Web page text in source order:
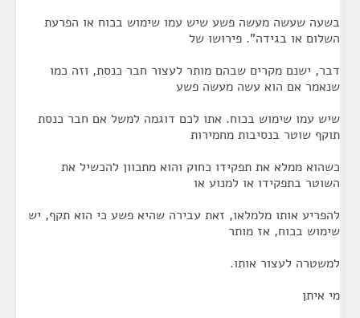
בשעה שעשה מעשה פשע שיש עמו שימוש בכוח או הפרעת
השלום או בגידה". פירושו של
דבר, ישנם מקרים שבהם מותר לעצור חבר כנסת, וזה כמו
שנאמר אם הוא עשה מעשה פשע
שיש עמו שימוש בכוח. אתו לכם דוגמה למשל אם חבר כנסת
תוקף שוטר בנסיבות מחמירות
כשהוא ממלא את תפקידו כחוק והוא מתכוון להכשיל את
השוטר בתפקידו או למנוע או
להפריע אותו מלמלאו, זאת עבירה שהיא פשע כי הוא תקף, יש
שימוש בכוח, אז מותר
למשטרה לעצור אותו.
מי איתן